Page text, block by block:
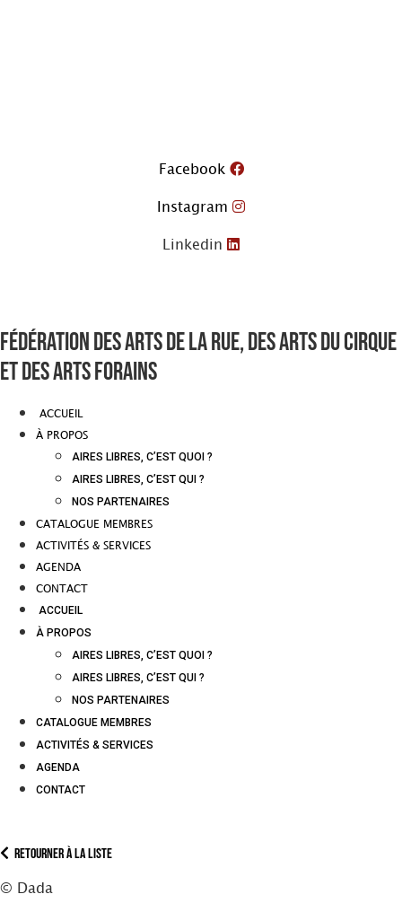
Facebook
Instagram
Linkedin
Fédération des arts de la rue, des arts du cirque
et des arts forains
ACCUEIL
À PROPOS
AIRES LIBRES, C’EST QUOI ?
AIRES LIBRES, C’EST QUI ?
NOS PARTENAIRES
CATALOGUE MEMBRES
ACTIVITÉS & SERVICES
AGENDA
CONTACT
ACCUEIL
À PROPOS
AIRES LIBRES, C’EST QUOI ?
AIRES LIBRES, C’EST QUI ?
NOS PARTENAIRES
CATALOGUE MEMBRES
ACTIVITÉS & SERVICES
AGENDA
CONTACT
Retourner à la liste
© Dada